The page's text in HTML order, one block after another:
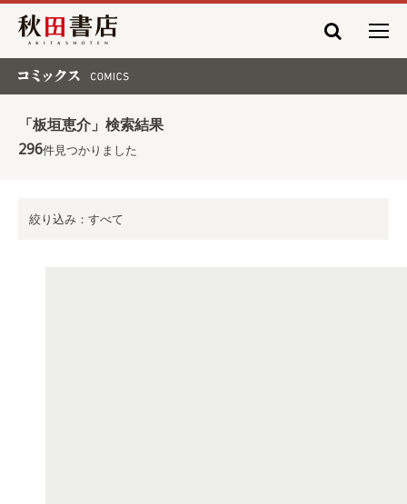
秋田書店
「板垣恵介」検索結果
296件見つかりました
絞り込み：すべて